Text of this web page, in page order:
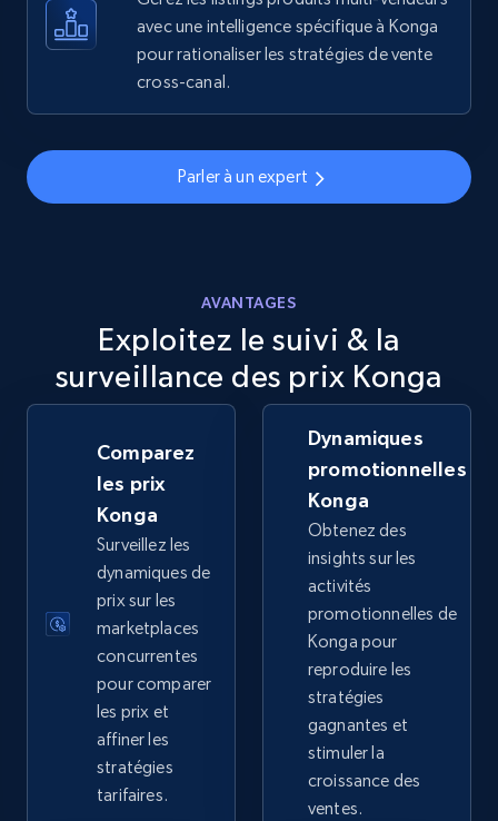
5.6K+ 875+ Commencer
5.6K+ 875+ Commencer
TikTok Shop
URL, Title, Available, Description, Currency, Initial
price, Final price, Discount percent, and more.
5.4K+ 668+ Commencer
URL, Title, Available, Description, Currency, Initial
price, Final price, Discount percent, and more.
5.4K+ Commencer
avec une intelligence spécifique à Konga
pour rationaliser les stratégies de vente
cross-canal.
Parler à un expert
AVANTAGES
Exploitez le suivi & la
surveillance des prix Konga
Comparez
les prix
Konga
Surveillez les
dynamiques de
prix sur les
marketplaces
concurrentes
pour comparer
les prix et
affiner les
stratégies
tarifaires.
Dynamiques
promotionnelles
Konga
Obtenez des
insights sur les
activités
promotionnelles de
Konga pour
reproduire les
stratégies
gagnantes et
stimuler la
croissance des
ventes.